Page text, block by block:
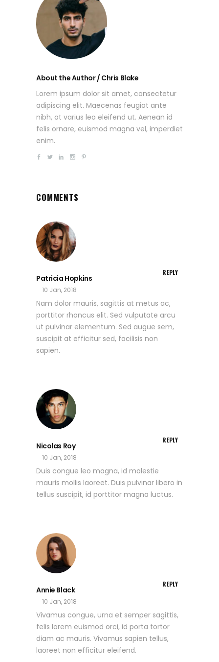
About the Author / Chris Blake
Lorem ipsum dolor sit amet, consectetur
adipiscing elit. Maecenas feugiat ante
nibh, at varius leo eleifend ut. Aenean id
felis ornare, euismod magna vel, imperdiet
enim.
COMMENTS
REPLY
Patricia Hopkins
10 Jan, 2018
Nam dolor mauris, sagittis at metus ac,
porttitor rhoncus elit. Sed vulputate arcu
ut pulvinar elementum. Sed augue sem,
suscipit at efficitur sed, facilisis non
sapien.
REPLY
Nicolas Roy
10 Jan, 2018
Duis congue leo magna, id molestie
mauris mollis laoreet. Duis pulvinar libero in
tellus suscipit, id porttitor magna luctus.
REPLY
Annie Black
10 Jan, 2018
Vivamus congue, urna et semper sagittis,
felis lorem euismod orci, id porta tortor
diam ac mauris. Vivamus sapien tellus,
laoreet non efficitur eleifend.